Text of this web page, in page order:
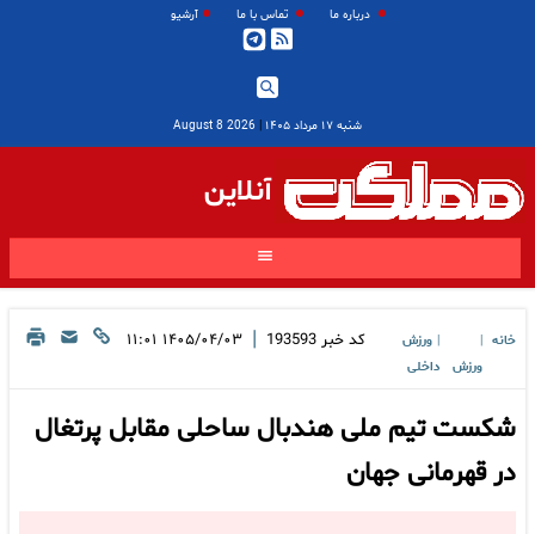
درباره ما تماس با ما آرشیو
شنبه ۱۷ مرداد ۱۴۰۵ |
2026 August 8
آنلاین
خانه
ورزش
ورزش
داخلی
کد خبر 193593
| ۱۴۰۵/۰۴/۰۳ ۱۱:۰۱
شکست تیم ملی هندبال ساحلی مقابل پرتغال
در قهرمانی جهان